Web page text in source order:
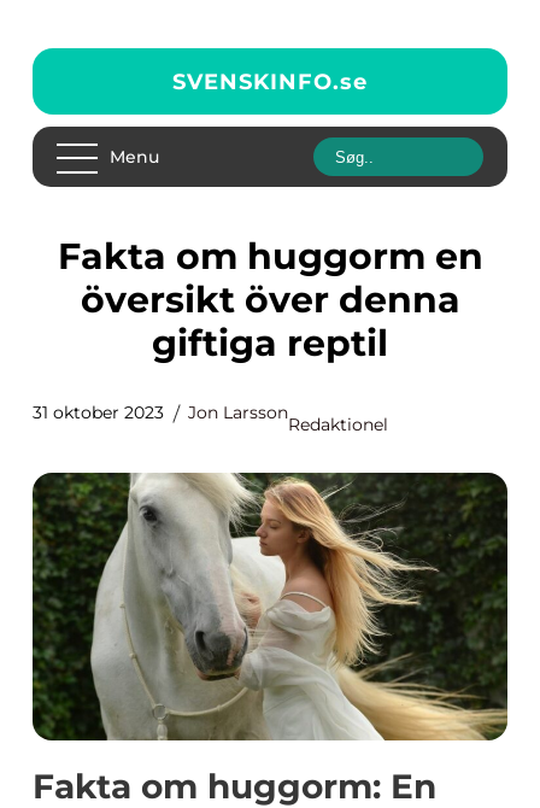
SVENSKINFO.se
Menu
Fakta om huggorm en
översikt över denna
giftiga reptil
31 oktober 2023 Jon Larsson
Redaktionel
Fakta om huggorm: En